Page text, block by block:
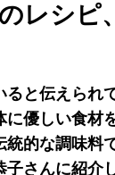
レシピ
ると伝えられ
に優しい食材
統的な調味料
子さんに紹介